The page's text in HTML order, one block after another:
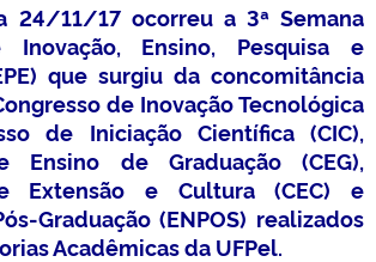
24/11/17 ocorreu a 3ª Semana
Inovação, Ensino, Pesquisa e
que surgiu da concomitância
de Inovação Tecnológica
de Iniciação Científica (CIC),
Ensino de Graduação (CEG),
Extensão e Cultura (CEC) e
Graduação (ENPOS) realizados
Acadêmicas da UFPel.